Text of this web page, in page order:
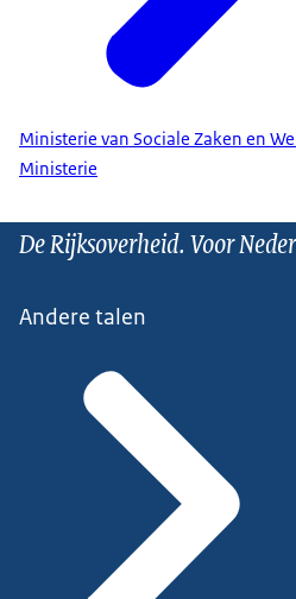
Ministerie van Sociale Zaken en
Ministerie
De Rijksoverheid. Voor
Andere talen